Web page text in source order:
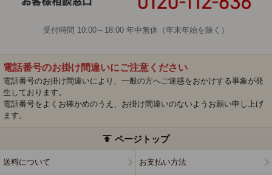
受付時間 10:00～18:00 年中無休（年末年始を除く）
電話番号のお掛け間違いにご注意ください
電話番号のお掛け間違いにより、一般の方へご迷惑をおかけする事象が発
生しております。
電話番号をよくお確かめのうえ、お掛け間違いのないようお願い申し上げ
ます。
ページトップ
送料について お支払い方法